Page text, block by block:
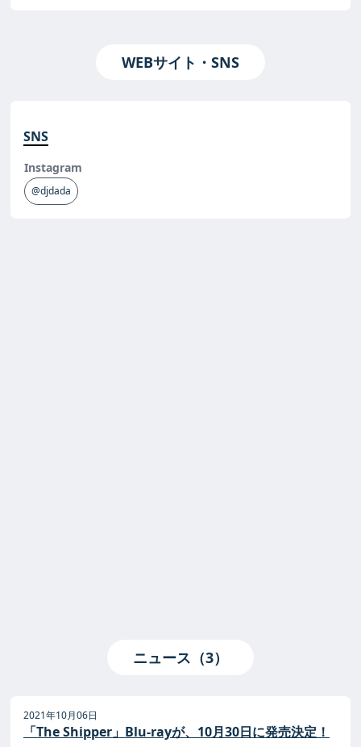
WEBサイト・SNS
SNS
Instagram
@djdada
ニュース（3）
2021年10月06日
「The Shipper」Blu-rayが、10月30日に発売決定！